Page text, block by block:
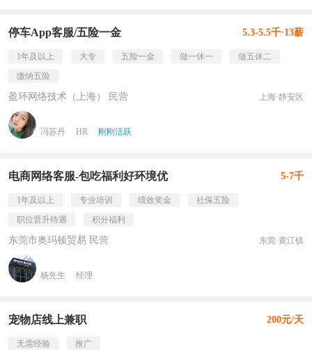
停车App客服/五险一金 5.3-5.5千·13薪
1年及以上 大专 五险一金 做一休一
做五休二
缴纳五险
盈环网络技术（上海） 民营 上海·静安区
冯苏丹 HR 刚刚活跃
电商网络客服-包吃福利好环境优 5-7千
1年及以上 专业培训 绩效奖金
社保五险
职位晋升待遇
积分福利
东莞市奥玛顿贸易 民营 东莞·黄江镇
杨先生 经理
宠物店线上兼职 200元/天
无需经验 推广